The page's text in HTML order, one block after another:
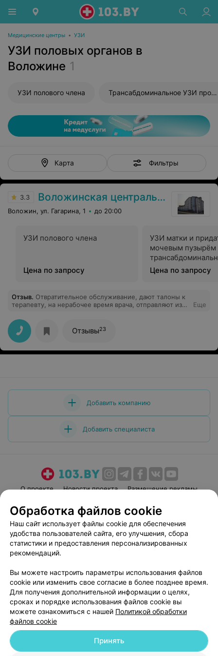
Медицинские центры • УЗИ
УЗИ половых органов в
Воложине 1
УЗИ полового члена Трансабдоминальное УЗИ простаты
Карта Фильтры
3.3 Воложинская центральная районная больница
Воложин, ул. Гагарина, 1 до 20:00
УЗИ полового члена
Цена по запросу
УЗИ матки и
мочевым пузырём
Цена по запросу
Отзыв. Отвратительное обслуживание, дают талоны к
терапевту, на нерабочее время врача, отправляют из
Медкомиссия затянется минимум на 2 дня.
Наплевательское отношение к посетителям
Еще
Отзывы23
Добавить компанию
Добавить специалиста
О проекте Новости проекта
Размещение рекламы
Пользовательское соглашение
Способы оплаты
Вакансии
Партнеры
Написать руководителю 103.by
Персональные настройки cookie
Обработка персональных данных
© 2026 ООО «Артокс Лаб», УНП 191700409| 220012, Республика Беларусь,
Обработка файлов cookie
Наш сайт использует файлы cookie для обеспечения
удобства пользователей сайта, его улучшения, сбора
статистики и предоставления персонализированных
рекомендаций.
Вы можете настроить параметры использования файлов
cookie или изменить свое согласие в более позднее время.
Для получения дополнительной информации о целях,
сроках и порядке использования файлов cookie вы
можете ознакомиться с нашей Политикой обработки
файлов cookie
Принять